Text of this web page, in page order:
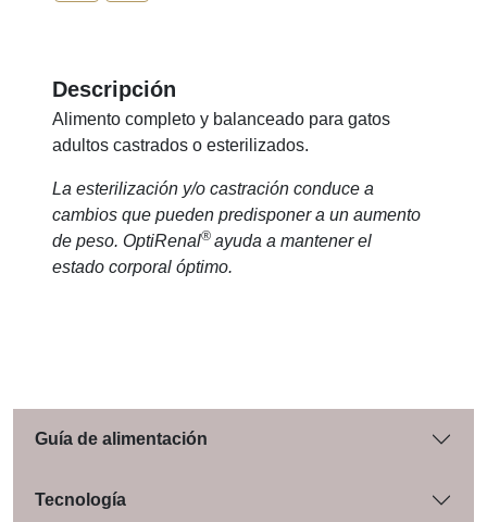
Descripción
Alimento completo y balanceado para gatos
adultos castrados o esterilizados.
La esterilización y/o castración conduce a
cambios que pueden predisponer a un aumento
de peso. OptiRenal® ayuda a mantener el
estado corporal óptimo.
Guía de alimentación
Tecnología